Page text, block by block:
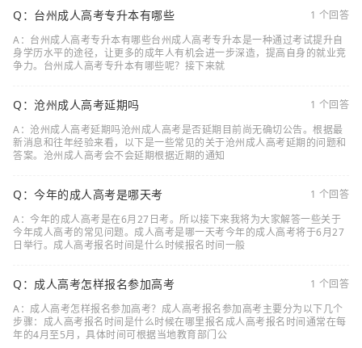
Q：台州成人高考专升本有哪些
1 个回答
A：台州成人高考专升本有哪些台州成人高考专升本是一种通过考试提升自
身学历水平的途径，让更多的成年人有机会进一步深造，提高自身的就业竞
争力。台州成人高考专升本有哪些呢？接下来就
Q：沧州成人高考延期吗
1 个回答
A：沧州成人高考延期吗沧州成人高考是否延期目前尚无确切公告。根据最
新消息和往年经验来看，以下是一些常见的关于沧州成人高考延期的问题和
答案。沧州成人高考会不会延期根据近期的通知
Q：今年的成人高考是哪天考
1 个回答
A：今年的成人高考是在6月27日考。所以接下来我将为大家解答一些关于
今年成人高考的常见问题。成人高考是哪一天考今年的成人高考将于6月27
日举行。成人高考报名时间是什么时候报名时间一般
Q：成人高考怎样报名参加高考
1 个回答
A：成人高考怎样报名参加高考？成人高考报名参加高考主要分为以下几个
步骤：成人高考报名时间是什么时候在哪里报名成人高考报名时间通常在每
年的4月至5月，具体时间可根据当地教育部门公